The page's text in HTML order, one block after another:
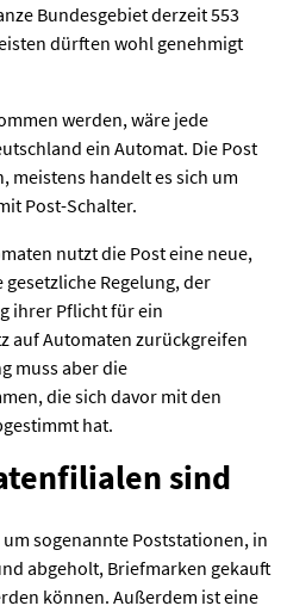
Bundesgebiet derzeit 553
dürften wohl genehmigt
werden, wäre jede
ein Automat. Die Post
meistens handelt es sich um
Post-Schalter.
nutzt die Post eine neue,
Regelung, der
ihrer Pflicht für ein
auf Automaten zurückgreifen
muss aber die
die sich davor mit den
hat.
sind
sogenannte Poststationen, in
abgeholt, Briefmarken gekauft
können. Außerdem ist eine